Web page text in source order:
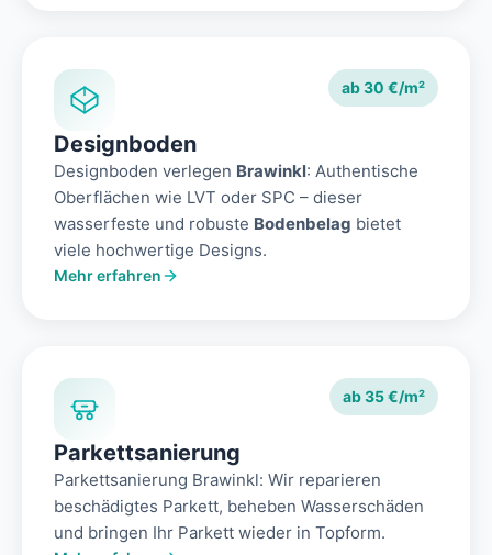
ab 30 €/m²
Designboden
Designboden verlegen Brawinkl: Authentische
Oberflächen wie LVT oder SPC – dieser
wasserfeste und robuste Bodenbelag bietet
viele hochwertige Designs.
Mehr erfahren
ab 35 €/m²
Parkettsanierung
Parkettsanierung Brawinkl: Wir reparieren
beschädigtes Parkett, beheben Wasserschäden
und bringen Ihr Parkett wieder in Topform.